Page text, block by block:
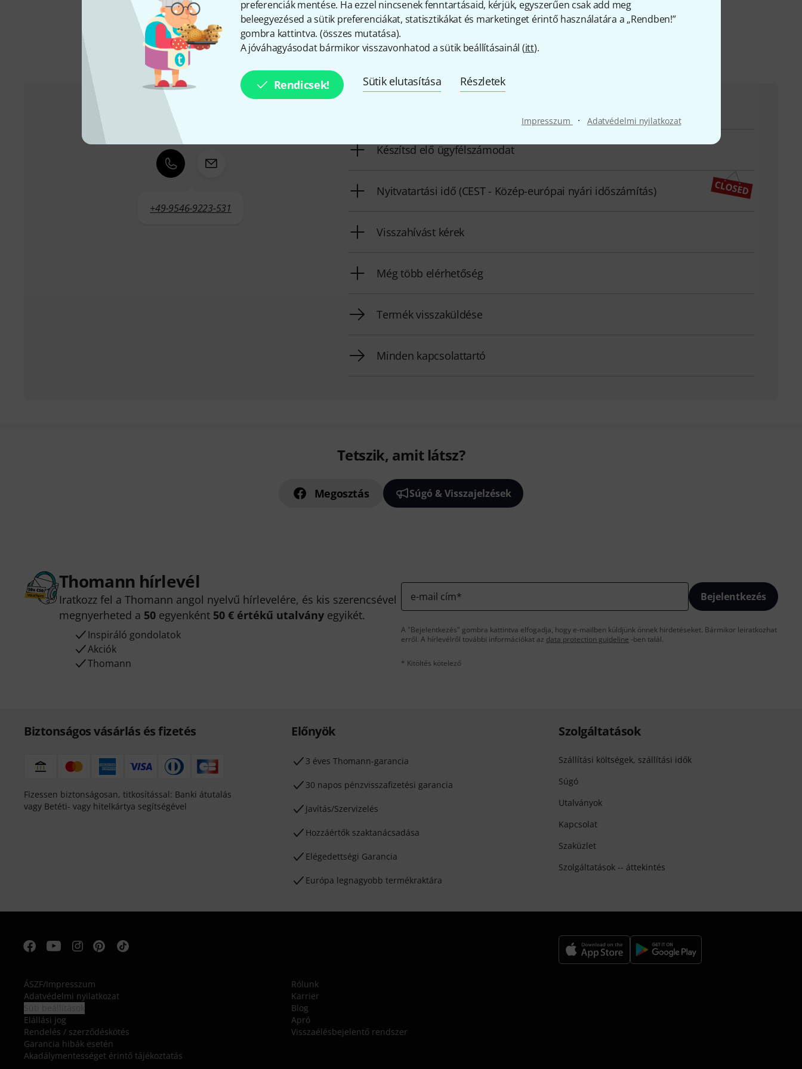
preferenciák mentése. Ha ezzel nincsenek fenntartásaid, kérjük, egyszerűen csak add meg
beleegyezésed a sütik preferenciákat, statisztikákat és marketinget érintő használatára a „Rendben!”
gombra kattintva. (összes mutatása).
A jóváhagyásodat bármikor visszavonhatod a sütik beállításainál (itt).
Rendicsek! Sütik elutasítása Részletek
Impresszum · Adatvédelmi nyilatkozat
Így érhetsz el minket
Ügyfélszolgálat - Magyarország
+49-9546-9223-531
Ügyfélszolgálatunk minden kérdés és észrevétel esetén örömmel áll rendelkezésedre
Készítsd elő ügyfélszámodat
Nyitvatartási idő (CEST - Közép-európai nyári időszámítás)
Visszahívást kérek
Még több elérhetőség
Termék visszaküldése
Minden kapcsolattartó
Tetszik, amit látsz?
Megosztás Súgó & Visszajelzések
Thomann hírlevél
Iratkozz fel a Thomann angol nyelvű hírlevelére, és kis szerencsével
megnyerheted a 50 egyenként 50 € értékű utalvány egyikét.
Inspiráló gondolatok
Akciók
Thomann
e-mail cím* Bejelentkezés
A "Bejelentkezés" gombra kattintva elfogadja, hogy e-mailben küldjünk önnek hirdetéseket. Bármikor leiratkozhat
erről. A hírlevélről további információkat az data protection guideline -ben talál.
* Kitöltés kötelező
Biztonságos vásárlás és fizetés
Fizessen biztonságosan, titkosítással: Banki átutalás
vagy Betéti- vagy hitelkártya segítségével
Előnyök
3 éves Thomann-garancia
30 napos pénzvisszafizetési garancia
Javítás/Szervizelés
Hozzáértők szaktanácsadása
Elégedettségi Garancia
Európa legnagyobb termékraktára
Szolgáltatások
Szállítási költségek, szállítási idők
Súgó
Utalványok
Kapcsolat
Szaküzlet
Szolgáltatások -- áttekintés
ÁSZF/Impresszum
Adatvédelmi nyilatkozat
Elállási jog
Rendelés / szerződéskötés
Garancia hibák esetén
Akadálymentességet érintő tájékoztatás
Rólunk
Karrier
Blog
Apró
Visszaélésbejelentő rendszer